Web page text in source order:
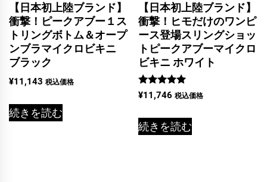
【日本初上陸ブランド】
衝撃！ピークアブー１ス
トリングボトム＆オープ
ンブラマイクロビキニ
ブラック
¥11,143 税込価格
続きを読む
【日本初上陸ブランド】
衝撃！ヒモだけのワンピ
ース登場スリングショッ
トピークアブーマイクロ
ビキニ ホワイト
5段階中
5.00
¥11,746 税込価格
続きを読む